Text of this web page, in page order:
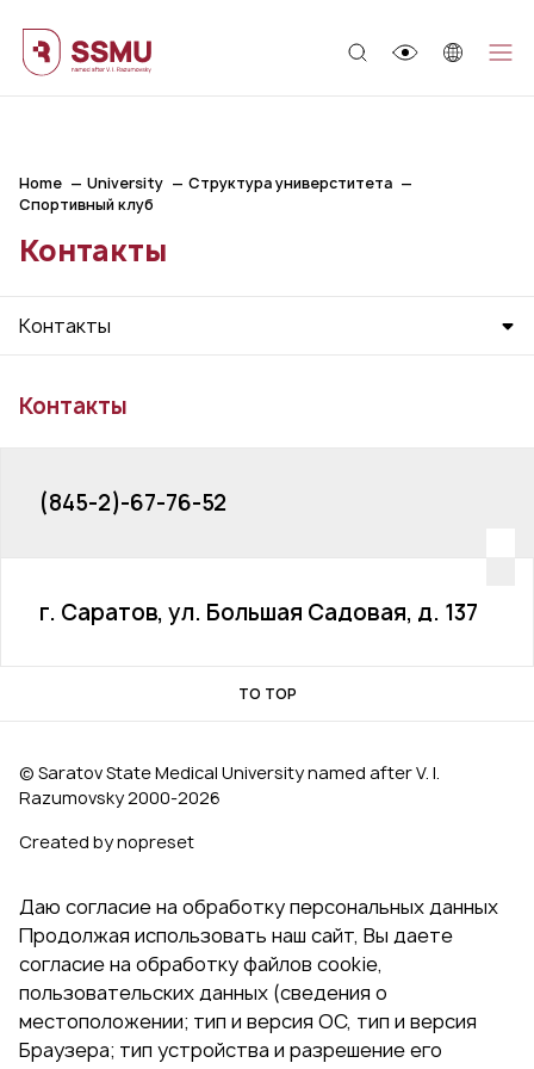
Home University
Структура универститета
Спортивный клуб
Контакты
Контакты
Контакты
(845-2)-67-76-52
г. Саратов, ул. Большая Садовая, д. 137
TO TOP
© Saratov State Medical University named after V. I.
Razumovsky 2000‑2026
Created by nopreset
Даю согласие на обработку персональных данных
Продолжая использовать наш сайт, Вы даете
согласие на обработку файлов cookie,
пользовательских данных (сведения о
местоположении; тип и версия ОС, тип и версия
Браузера; тип устройства и разрешение его